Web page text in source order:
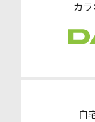
カラ
自